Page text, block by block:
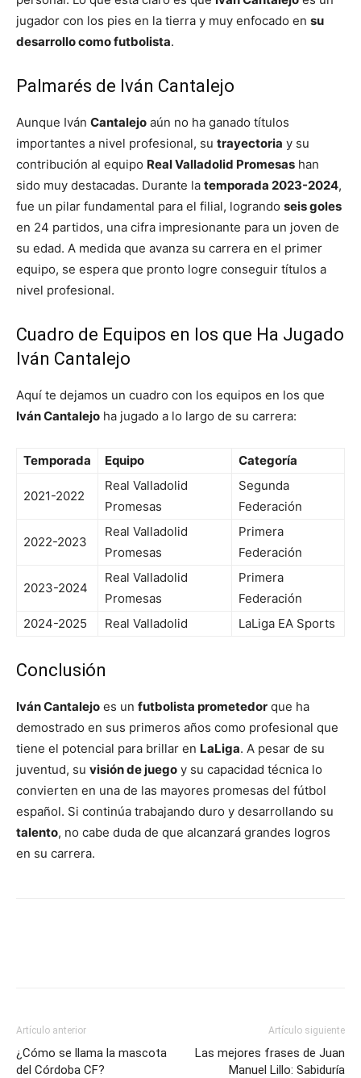
jugador con los pies en la tierra y muy enfocado en su
desarrollo como futbolista.
Palmarés de Iván Cantalejo
Aunque Iván Cantalejo aún no ha ganado títulos
importantes a nivel profesional, su trayectoria y su
contribución al equipo Real Valladolid Promesas han
sido muy destacadas. Durante la temporada 2023-2024,
fue un pilar fundamental para el filial, logrando seis goles
en 24 partidos, una cifra impresionante para un joven de
su edad. A medida que avanza su carrera en el primer
equipo, se espera que pronto logre conseguir títulos a
nivel profesional.
Cuadro de Equipos en los que Ha Jugado
Iván Cantalejo
Aquí te dejamos un cuadro con los equipos en los que
Iván Cantalejo ha jugado a lo largo de su carrera:
Temporada Equipo Categoría
2021-2022
Real Valladolid
Promesas
Segunda
Federación
2022-2023
Real Valladolid
Promesas
Primera
Federación
2023-2024
Real Valladolid
Promesas
Primera
Federación
2024-2025
Real Valladolid LaLiga EA Sports
Conclusión
Iván Cantalejo es un futbolista prometedor que ha
demostrado en sus primeros años como profesional que
tiene el potencial para brillar en LaLiga. A pesar de su
juventud, su visión de juego y su capacidad técnica lo
convierten en una de las mayores promesas del fútbol
español. Si continúa trabajando duro y desarrollando su
talento, no cabe duda de que alcanzará grandes logros
en su carrera.
Artículo anterior
¿Cómo se llama la mascota
del Córdoba CF?
Artículo siguiente
Las mejores frases de Juan
Manuel Lillo: Sabiduría